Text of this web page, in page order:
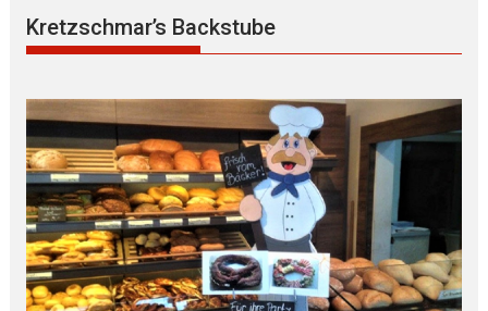
Kretzschmar’s Backstube